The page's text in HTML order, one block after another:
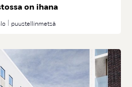
on iha­na
puustellinmetsä